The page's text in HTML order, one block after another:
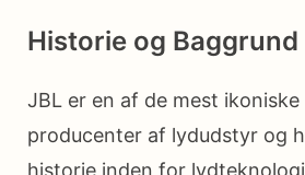
Historie og Baggrund
JBL er en af ​​de mest
producenter af lydudstyr og